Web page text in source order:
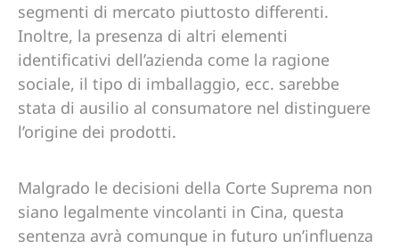
segmenti di mercato piuttosto differenti.
Inoltre, la presenza di altri elementi
identificativi dell’azienda come la ragione
sociale, il tipo di imballaggio, ecc. sarebbe
stata di ausilio al consumatore nel distinguere
l’origine dei prodotti.
Malgrado le decisioni della Corte Suprema non
siano legalmente vincolanti in Cina, questa
sentenza avrà comunque in futuro un’influenza